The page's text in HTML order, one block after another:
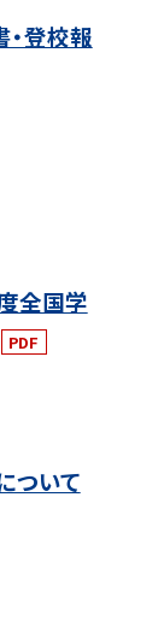
登校報
全国学
PDF
ついて